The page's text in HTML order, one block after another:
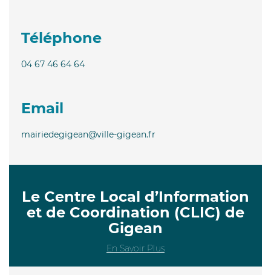
Téléphone
04 67 46 64 64
Email
mairiedegigean@ville-gigean.fr
Le Centre Local d’Information
et de Coordination (CLIC) de
Gigean
En Savoir Plus